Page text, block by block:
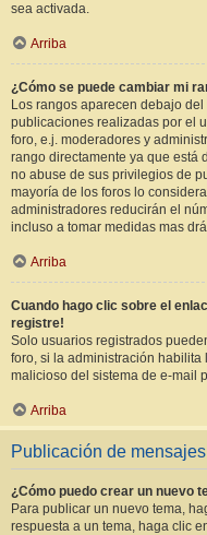
sea activada.
Arriba
¿Cómo se puede cambiar mi
Los rangos aparecen debajo
publicaciones realizadas por el
foro, e.j. moderadores y
rango directamente ya que está
no abuse de sus privilegios de
mayoría de los foros lo
administradores reducirán el
incluso a tomar medidas mas
Arriba
Cuando hago clic sobre el
registre!
Solo usuarios registrados
foro, si la administración
malicioso del sistema de e-mail
Arriba
Publicación de mensajes
¿Cómo puedo crear un nuevo
Para publicar un nuevo tema,
respuesta a un tema, haga clic